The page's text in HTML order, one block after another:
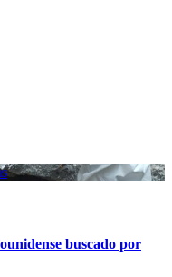
buscado por